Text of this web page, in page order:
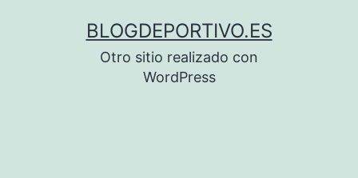
BLOGDEPORTIVO.ES
Otro sitio realizado con
WordPress